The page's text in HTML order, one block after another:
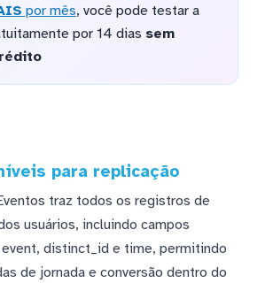
por mês, você pode testar a
por 14 dias sem
para replicação
traz todos os registros de
usuários, incluindo campos
distinct_id e time, permitindo
de jornada e conversão dentro do